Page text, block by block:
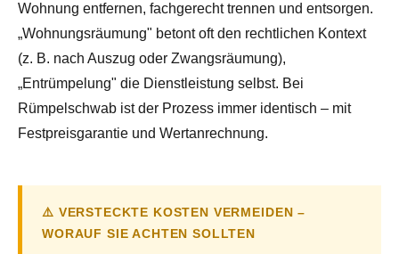
Wohnung entfernen, fachgerecht trennen und entsorgen.
„Wohnungsräumung" betont oft den rechtlichen Kontext
(z. B. nach Auszug oder Zwangsräumung),
„Entrümpelung" die Dienstleistung selbst. Bei
Rümpelschwab ist der Prozess immer identisch – mit
Festpreisgarantie und Wertanrechnung.
⚠️ VERSTECKTE KOSTEN VERMEIDEN –
WORAUF SIE ACHTEN SOLLTEN